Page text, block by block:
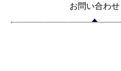
お問い合わせ